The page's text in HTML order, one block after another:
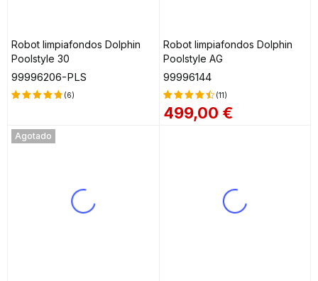
Robot limpiafondos Dolphin
Poolstyle 30
99996206-PLS
de 5
(6)
Robot limpiafondos Dolphin
Poolstyle AG
99996144
Valorado
(11)
499,00 €
Agotado